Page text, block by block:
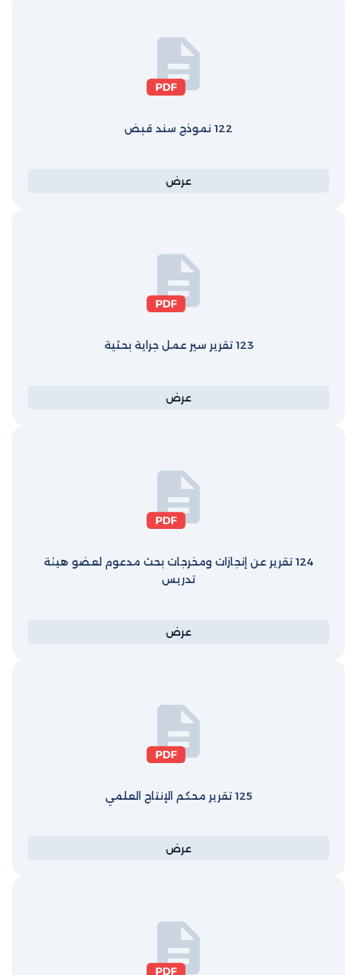
122 نموذج سند قبض
عرض
123 تقرير سير عمل جراية بحثية
عرض
124 تقرير عن إنجازات ومخرجات بحث مدعوم لعضو هيئة
تدريس
عرض
125 تقرير محكم الإنتاج العلمي
عرض